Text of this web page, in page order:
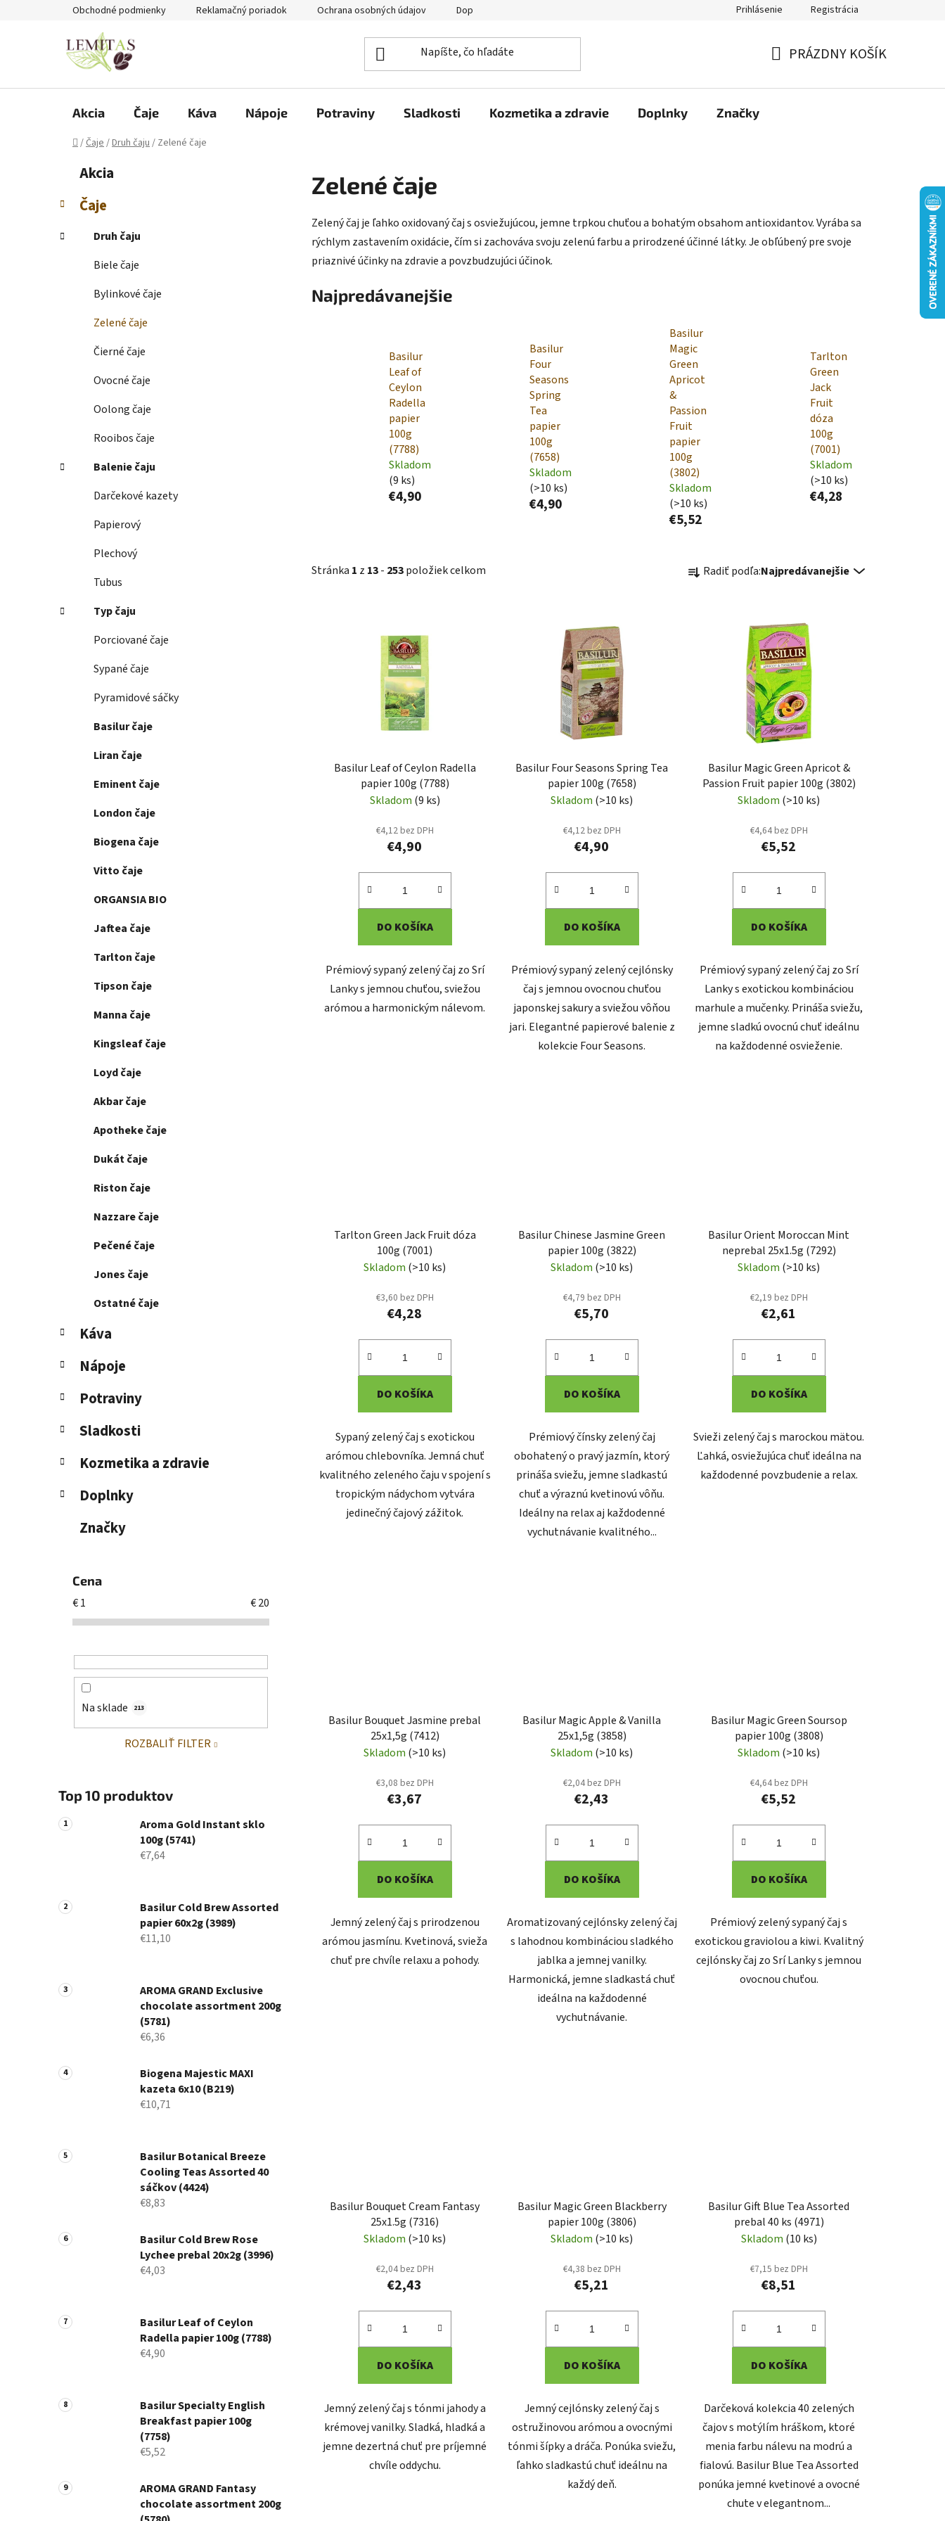
Obchodné podmienky Reklamačný poriadok Ochrana osobných údajov Doprava a platba Prihlásenie Registrácia
PRÁZDNY KOŠÍK
Akcia Čaje Káva Nápoje Potraviny Sladkosti Kozmetika a zdravie Doplnky Značky
Domov
/Čaje/Druh čaju/ Zelené čaje
č
ý
Preskočiť
kategórie
t
e
ó
Akcia
Čaje
Druh čaju
Biele čaje
Bylinkové čaje
Zelené čaje
Čierné čaje
Ovocné čaje
Oolong čaje
Rooibos čaje
Balenie čaju
Darčekové kazety
Papierový
Plechový
Tubus
Typ čaju
Porciované čaje
Sypané čaje
Pyramidové sáčky
Basilur čaje
Liran čaje
Eminent čaje
London čaje
Biogena čaje
Vitto čaje
ORGANSIA BIO
Jaftea čaje
Tarlton čaje
Tipson čaje
Manna čaje
Kingsleaf čaje
Loyd čaje
Akbar čaje
Apotheke čaje
Dukát čaje
Riston čaje
Nazzare čaje
Pečené čaje
Jones čaje
Ostatné čaje
Káva
Nápoje
Potraviny
Sladkosti
Kozmetika a zdravie
Doplnky
Značky
Cena
€1 €20
Na sklade 213
ROZBALIŤ FILTER
Top 10 produktov
Aroma Gold Instant sklo
100g (5741)
€7,64
Basilur Cold Brew Assorted
papier 60x2g (3989)
€11,10
AROMA GRAND Exclusive
chocolate assortment 200g
(5781)
€6,36
Biogena Majestic MAXI
kazeta 6x10 (B219)
€10,71
Basilur Botanical Breeze
Cooling Teas Assorted 40
sáčkov (4424)
€8,83
Basilur Cold Brew Rose
Lychee prebal 20x2g (3996)
€4,03
Basilur Leaf of Ceylon
Radella papier 100g (7788)
€4,90
Basilur Specialty English
Breakfast papier 100g
(7758)
€5,52
AROMA GRAND Fantasy
chocolate assortment 200g
Zelené čaje
Zelený čaj je ľahko oxidovaný čaj s osviežujúcou, jemne trpkou chuťou a bohatým obsahom antioxidantov. Vyrába sa
rýchlym zastavením oxidácie, čím si zachováva svoju zelenú farbu a prirodzené účinné látky. Je obľúbený pre svoje
priaznivé účinky na zdravie a povzbudzujúci účinok.
Najpredávanejšie
Basilur
Leaf of
Ceylon
Radella
papier
100g
(7788)
Skladom
(9 ks)
€4,90
Basilur
Four
Seasons
Spring
Tea
papier
100g
(7658)
Skladom
(>10 ks)
€4,90
Basilur
Magic
Green
Apricot
&
Passion
Fruit
papier
100g
(3802)
Skladom
(>10 ks)
€5,52
Tarlton
Green
Jack
Fruit
dóza
100g
(7001)
Skladom
(>10 ks)
€4,28
Stránka 1 z 13- 253položiek celkom
a Radiť podľa:Najpredávanejšie
Basilur Leaf of Ceylon Radella
papier 100g (7788)
Skladom (9 ks)
€4,12 bez DPH
€4,90
DO KOŠÍKA
Prémiový sypaný zelený čaj zo Srí
Lanky s jemnou chuťou, sviežou
arómou a harmonickým nálevom.
Basilur Four Seasons Spring Tea
papier 100g (7658)
Skladom (>10 ks)
€4,12 bez DPH
€4,90
DO KOŠÍKA
Prémiový sypaný zelený cejlónsky
čaj s jemnou ovocnou chuťou
japonskej sakury a sviežou vôňou
jari. Elegantné papierové balenie z
kolekcie Four Seasons.
Basilur Magic Green Apricot &
Passion Fruit papier 100g (3802)
Skladom (>10 ks)
€4,64 bez DPH
€5,52
DO KOŠÍKA
Prémiový sypaný zelený čaj zo Srí
Lanky s exotickou kombináciou
marhule a mučenky. Prináša sviežu,
jemne sladkú ovocnú chuť ideálnu
na každodenné osvieženie.
Tarlton Green Jack Fruit dóza
100g (7001)
Skladom (>10 ks)
€3,60 bez DPH
€4,28
DO KOŠÍKA
Sypaný zelený čaj s exotickou
arómou chlebovníka. Jemná chuť
kvalitného zeleného čaju v spojení s
tropickým nádychom vytvára
jedinečný čajový zážitok.
Basilur Chinese Jasmine Green
papier 100g (3822)
Skladom (>10 ks)
€4,79 bez DPH
€5,70
DO KOŠÍKA
Prémiový čínsky zelený čaj
obohatený o pravý jazmín, ktorý
prináša sviežu, jemne sladkastú
chuť a výraznú kvetinovú vôňu.
Ideálny na relax aj každodenné
vychutnávanie kvalitného...
Basilur Orient Moroccan Mint
neprebal 25x1.5g (7292)
Skladom (>10 ks)
€2,19 bez DPH
€2,61
DO KOŠÍKA
Svieži zelený čaj s marockou mätou.
Ľahká, osviežujúca chuť ideálna na
každodenné povzbudenie a relax.
Basilur Bouquet Jasmine prebal
25x1,5g (7412)
Skladom (>10 ks)
€3,08 bez DPH
€3,67
DO KOŠÍKA
Jemný zelený čaj s prirodzenou
arómou jasmínu. Kvetinová, svieža
chuť pre chvíle relaxu a pohody.
Basilur Magic Apple & Vanilla
25x1,5g (3858)
Skladom (>10 ks)
€2,04 bez DPH
€2,43
DO KOŠÍKA
Aromatizovaný cejlónsky zelený čaj
s lahodnou kombináciou sladkého
jablka a jemnej vanilky.
Harmonická, jemne sladkastá chuť
ideálna na každodenné
vychutnávanie.
Basilur Magic Green Soursop
papier 100g (3808)
Skladom (>10 ks)
€4,64 bez DPH
€5,52
DO KOŠÍKA
Prémiový zelený sypaný čaj s
exotickou graviolou a kiwi. Kvalitný
cejlónsky čaj zo Srí Lanky s jemnou
ovocnou chuťou.
Basilur Bouquet Cream Fantasy
25x1.5g (7316)
Skladom (>10 ks)
€2,04 bez DPH
€2,43
DO KOŠÍKA
Jemný zelený čaj s tónmi jahody a
krémovej vanilky. Sladká, hladká a
jemne dezertná chuť pre príjemné
chvíle oddychu.
Basilur Magic Green Blackberry
papier 100g (3806)
Skladom (>10 ks)
€4,38 bez DPH
€5,21
DO KOŠÍKA
Jemný cejlónsky zelený čaj s
ostružinovou arómou a ovocnými
tónmi šípky a dráča. Ponúka sviežu,
ľahko sladkastú chuť ideálnu na
každý deň.
Basilur Gift Blue Tea Assorted
prebal 40 ks (4971)
Skladom (10 ks)
€7,15 bez DPH
€8,51
DO KOŠÍKA
Darčeková kolekcia 40 zelených
čajov s motýlím hráškom, ktoré
menia farbu nálevu na modrú a
fialovú. Basilur Blue Tea Assorted
ponúka jemné kvetinové a ovocné
chute v elegantnom...